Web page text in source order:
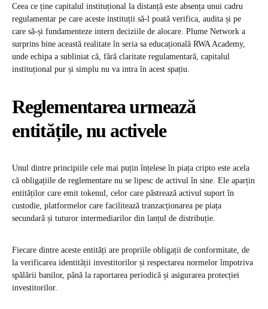
Ceea ce ține capitalul instituțional la distanță este absența unui cadru
regulamentar pe care aceste instituții să-l poată verifica, audita și pe
care să-și fundamenteze intern deciziile de alocare. Plume Network a
surprins bine această realitate în seria sa educațională RWA Academy,
unde echipa a subliniat că, fără claritate regulamentară, capitalul
instituțional pur și simplu nu va intra în acest spațiu.
Reglementarea urmează
entitățile, nu activele
Unul dintre principiile cele mai puțin înțelese în piața cripto este acela
că obligațiile de reglementare nu se lipesc de activul în sine. Ele aparțin
entităților care emit tokenul, celor care păstrează activul suport în
custodie, platformelor care facilitează tranzacționarea pe piața
secundară și tuturor intermediarilor din lanțul de distribuție.
Fiecare dintre aceste entități are propriile obligații de conformitate, de
la verificarea identității investitorilor și respectarea normelor împotriva
spălării banilor, până la raportarea periodică și asigurarea protecției
investitorilor.